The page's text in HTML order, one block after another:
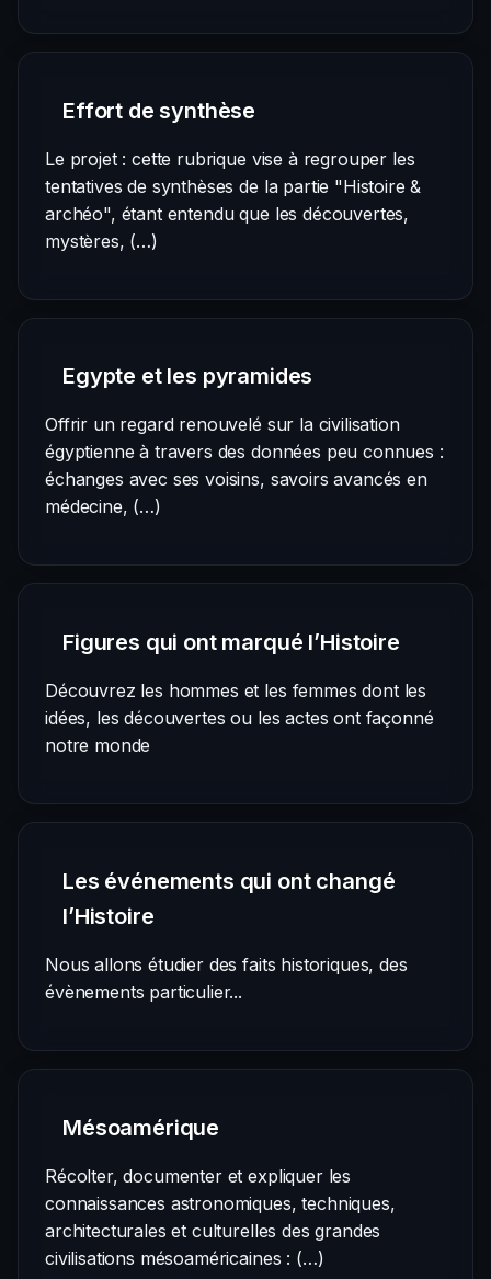
Effort de synthèse
Le projet : cette rubrique vise à regrouper les
tentatives de synthèses de la partie "Histoire &
archéo", étant entendu que les découvertes,
mystères, (…)
Egypte et les pyramides
Offrir un regard renouvelé sur la civilisation
égyptienne à travers des données peu connues :
échanges avec ses voisins, savoirs avancés en
médecine, (…)
Figures qui ont marqué l’Histoire
Découvrez les hommes et les femmes dont les
idées, les découvertes ou les actes ont façonné
notre monde
Les événements qui ont changé
l’Histoire
Nous allons étudier des faits historiques, des
évènements particulier...
Mésoamérique
Récolter, documenter et expliquer les
connaissances astronomiques, techniques,
architecturales et culturelles des grandes
civilisations mésoaméricaines : (…)